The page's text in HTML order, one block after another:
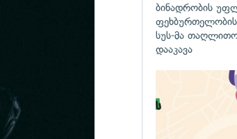
ბინადრობის
სუს-მა
დააკავა